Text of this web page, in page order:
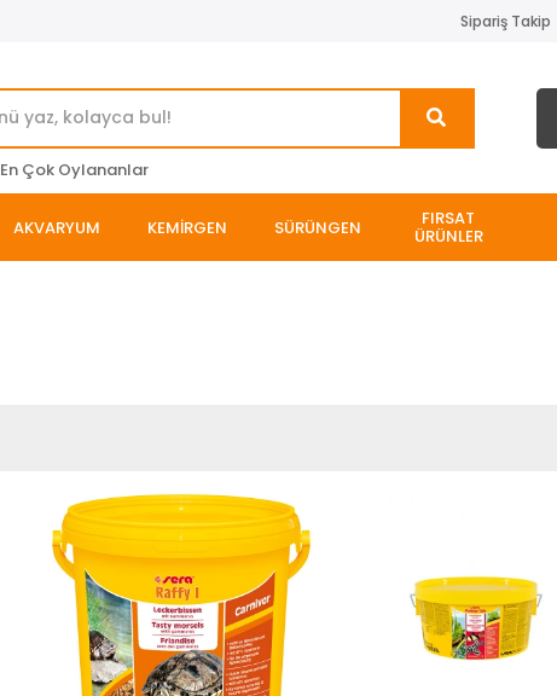
Sipariş Takip
En Çok Oylananlar
AKVARYUM KEMİRGEN SÜRÜNGEN FIRSAT
ÜRÜNLER